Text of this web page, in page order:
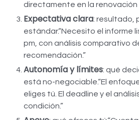
directamente en la renovación
Expectativa clara: resultado,
estándar.“Necesito el informe
pm, con análisis comparativo
recomendación.”
Autonomía y límites: qué
está no-negociable.“El
eliges tú. El deadline y el
condición.”